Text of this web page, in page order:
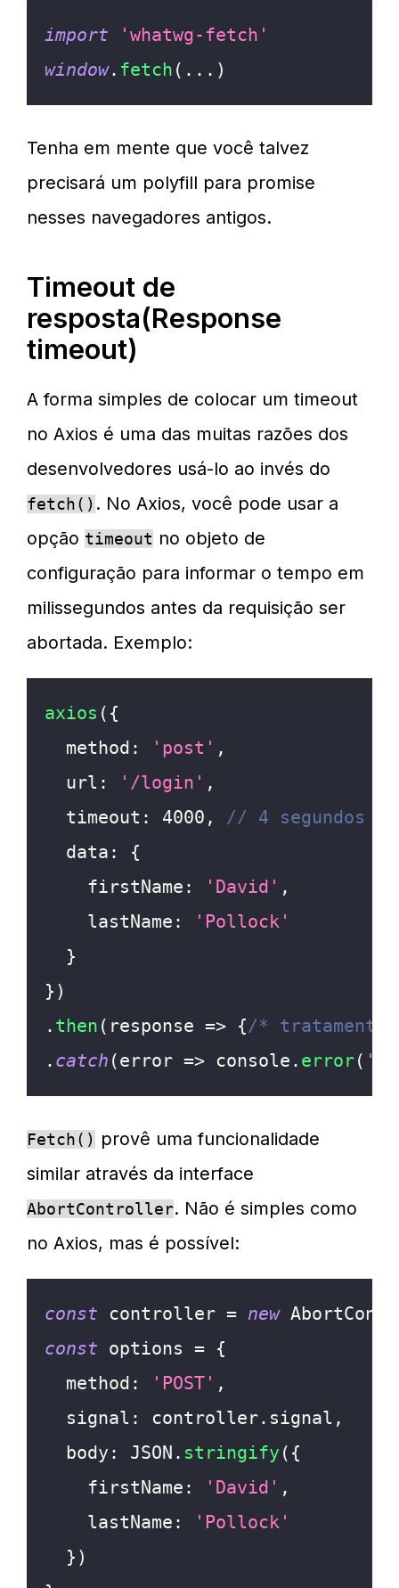
import
'whatwg-fetch'
window. fetch ( ... )
Tenha em mente que você talvez
precisará um polyfill para promise
nesses navegadores antigos.
Timeout de
resposta(Response
timeout)
A forma simples de colocar um timeout
no Axios é uma das muitas razões dos
desenvolvedores usá-lo ao invés do
fetch() . No Axios, você pode usar a
opção timeout no objeto de
configuração para informar o tempo em
milissegundos antes da requisição ser
abortada. Exemplo:
axios ( {
method : 'post' ,
url : '/login' ,
timeout : 4000 ,
// 4 segundos
data :
{
firstName : 'David' ,
lastName :
'Pollock'
}
} )
. then ( response => {/* tratamento
. catch (error => console . error(
Fetch() provê uma funcionalidade
similar através da interface
AbortController. Não é simples como
no Axios, mas é possível:
const controller = new
const options =
{
method : 'POST' ,
signal : controller. signal ,
body : JSON . stringify ( {
firstName : 'David' ,
lastName :
'Pollock'
} )